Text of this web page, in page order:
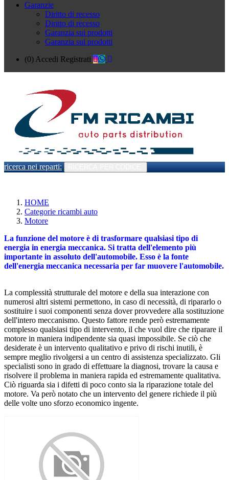
Garanzie
Diritto di recesso
Diritto di recesso
Garanzia sui prodotti
Garanzia sui prodotti
(0) Accedi Registrati
ricerca nei reparti:
HOME
Categorie ricambi auto
Motore
La funzione del motore è di trasformare qualsiasi tipo di
energia in energia meccanica. Si tratta dell'elemento più
importante in assoluto dell'automobile. Esso è la fonte
dell'energia meccanica necessaria per far muovere l'automobile.
La complessità strutturale del motore e della sua interazione con
numerosi altri sistemi permettono, in caso di necessità, di ripararlo o
sostituire i suoi componenti senza dover provvedere alla sostituzione
dell'intero meccanismo. Questo fattore rende però estremamente
complesso qualsiasi tipo di intervento, il che vuol dire che riparare il
motore in maniera indipendente sia quasi impossibile. Se ciò che
desiderate è un intervento qualitativo e privo di rischi inutili, è
sempre meglio rivolgersi a un centro di assistenza specializzato. Gli
specialisti sono in grado di effettuare la diagnosi, trovare la causa e
risolvere il problema in maniera rapida ed estremamente qualitativa.
Ciò riguarda sia i difetti di poco conto sia la riparazione totale del
motore. Va però notato che un intervento del genere richiede il più
delle volte uno sforzo economico ingente.